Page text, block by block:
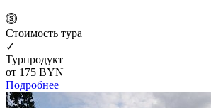
Cтоимость тура
✓
Турпродукт
от 175 BYN
Подробнее